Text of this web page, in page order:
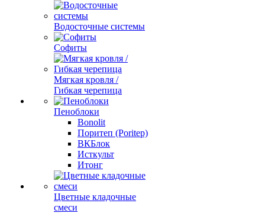
Водосточные системы
Софиты
Мягкая кровля /
Гибкая черепица
Пеноблоки
Bonolit
Поритеп (Poritep)
ВКБлок
Исткульт
Итонг
Цветные кладочные
смеси